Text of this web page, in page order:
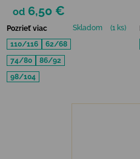
od 6,50 €
Pozrieť viac Skladom
(1 ks)
110/116
62/68
74/80
86/92
98/104